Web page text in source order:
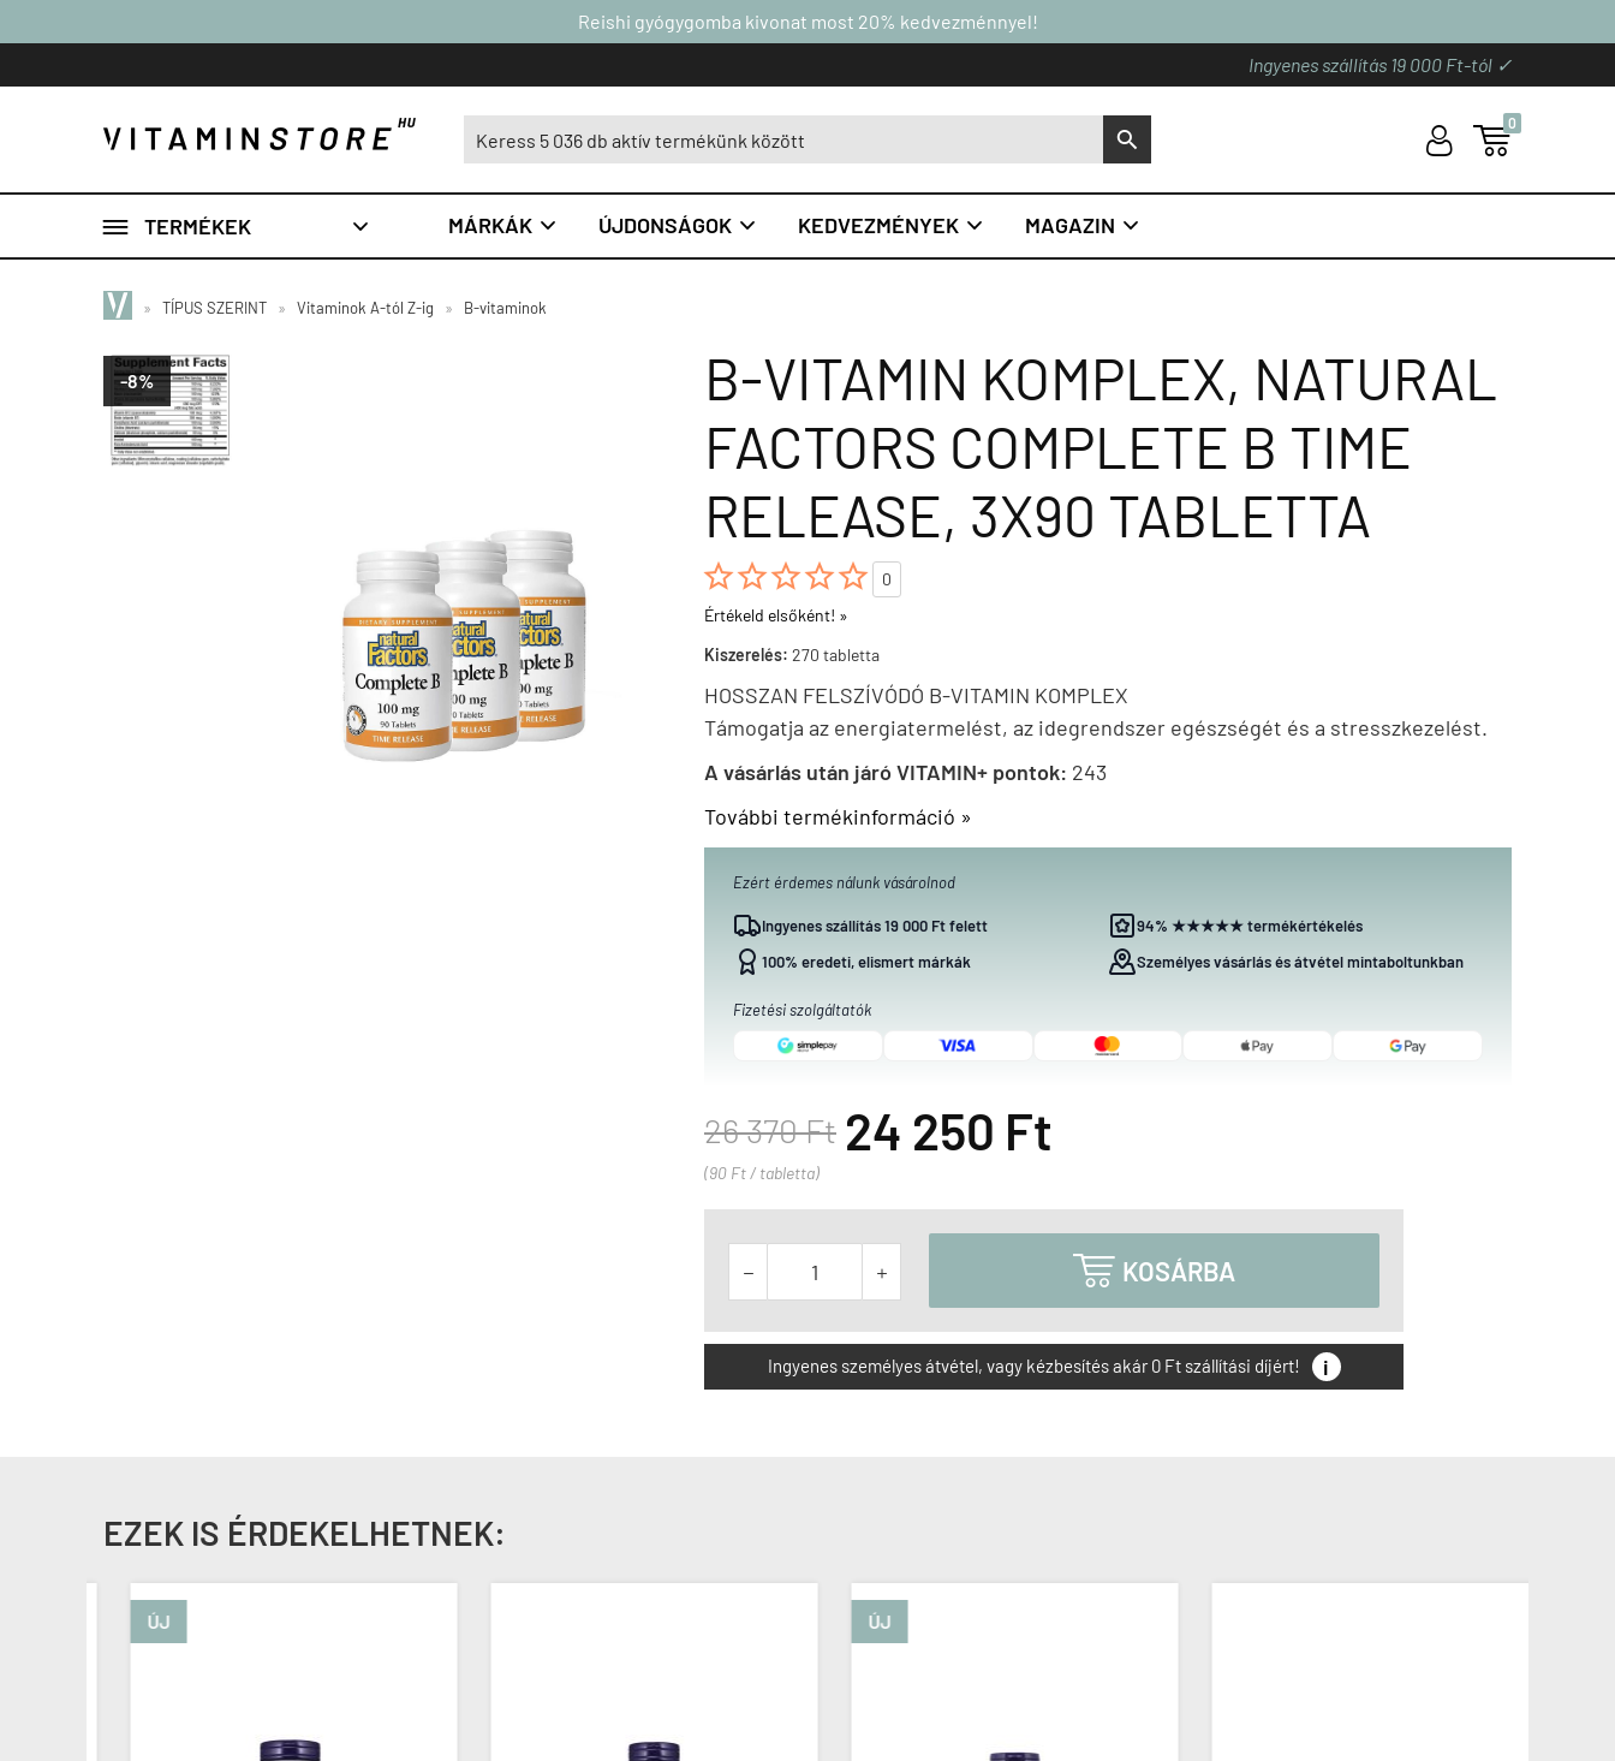
Reishi gyógygomba kivonat most 20% kedvezménnyel!
Ingyenes szállítás 19 000 Ft-tól ✓
S U 
0
 TERMÉKEK  MÁRKÁK  ÚJDONSÁGOK  KEDVEZMÉNYEK  MAGAZIN 
» TÍPUS SZERINT » Vitaminok A-tól Z-ig » B-vitaminok
-8%
B-VITAMIN KOMPLEX, NATURAL
FACTORS COMPLETE B TIME
RELEASE, 3X90 TABLETTA

0
Értékeld elsőként! »
Kiszerelés: 270 tabletta
HOSSZAN FELSZÍVÓDÓ B-VITAMIN KOMPLEX
Támogatja az energiatermelést, az idegrendszer egészségét és a stresszkezelést.
A vásárlás után járó VITAMIN+ pontok: 243
További termékinformáció »
Ezért érdemes nálunk vásárolnod
Ingyenes szállítás 19 000 Ft felett
94% ★★★★★ termékértékelés
100% eredeti, elismert márkák
Személyes vásárlás és átvétel mintaboltunkban
Fizetési szolgáltatók
26 370 Ft 24 250 Ft
(90 Ft / tabletta)
   KOSÁRBA
Ingyenes személyes átvétel, vagy kézbesítés akár 0 Ft szállítási díjért! i
EZEK IS ÉRDEKELHETNEK: